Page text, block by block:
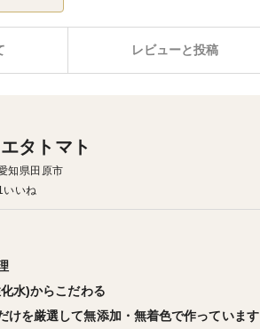
レビューと投稿
タトマト
知県田原市
いいね
水)からこだわる
けを厳選して無添加・無着色で作っています